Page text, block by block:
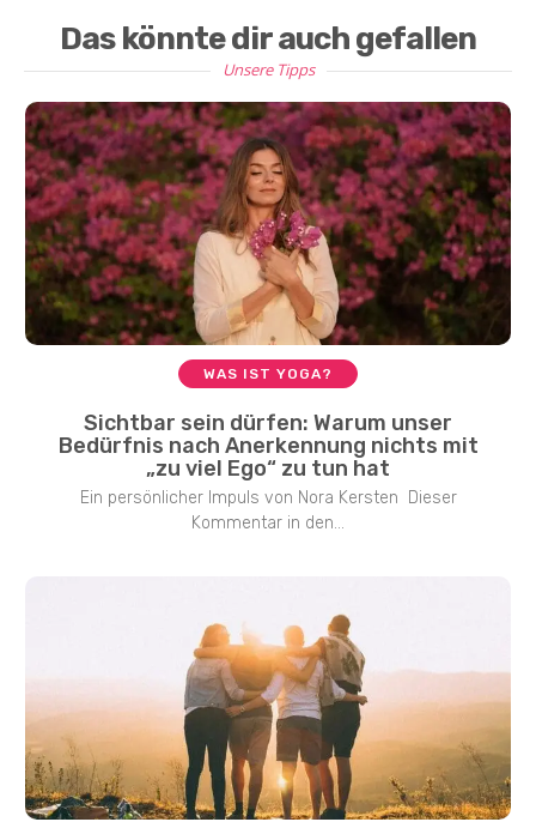
Das könnte dir auch gefallen
Unsere Tipps
WAS IST YOGA?
Sichtbar sein dürfen: Warum unser
Bedürfnis nach Anerkennung nichts mit
„zu viel Ego“ zu tun hat
Ein persönlicher Impuls von Nora Kersten Dieser
Kommentar in den...